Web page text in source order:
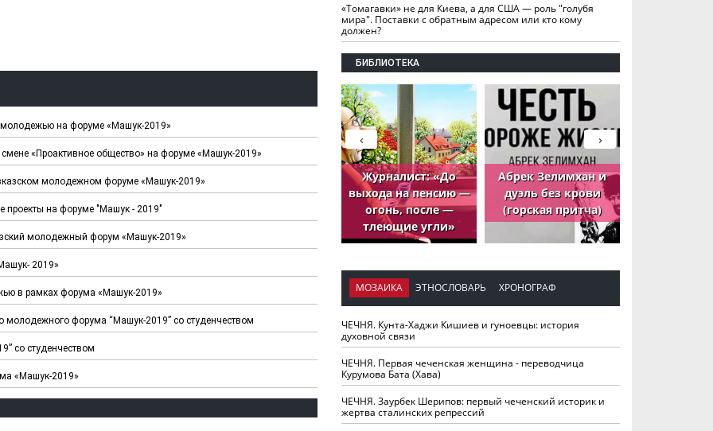
на форуме «Машук-2019»
«Проактивное общество» на форуме «Машук-2019»
молодежном форуме «Машук-2019»
проекты на форуме "Машук - 2019"
молодежный форум «Машук-2019»
2019»
в рамках форума «Машук-2019»
молодежного форума “Машук-2019” со студенчеством
со студенчеством
«Машук-2019»
«Томагавки» не для Киева, а для США — роль "голубя
мира". Поставки с обратным адресом или кто кому
должен?
БИБЛИОТЕКА
ЧЕЧНЯ. Обарг Варин
илли
мурд - обарг Вара
Журналист: «До
выхода на пенсию —
огонь, после —
тлеющие угли»
Абрек Зелимхан и
дуэль без крови
(горская притча)
›
‹
МОЗАИКА ЭТНОСЛОВАРЬ ХРОНОГРАФ
ЧЕЧНЯ. Кунта-Хаджи Кишиев и гуноевцы: история
духовной связи
ЧЕЧНЯ. Первая чеченская женщина - переводчица
Курумова Бата (Хава)
ЧЕЧНЯ. Заурбек Шерипов: первый чеченский историк и
жертва сталинских репрессий